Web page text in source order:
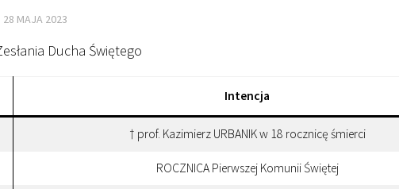
28 MAJA 2023
Ducha Świętego
Intencja
† prof. Kazimierz URBANIK w 18 rocznicę śmierci
ROCZNICA Pierwszej Komunii Świętej